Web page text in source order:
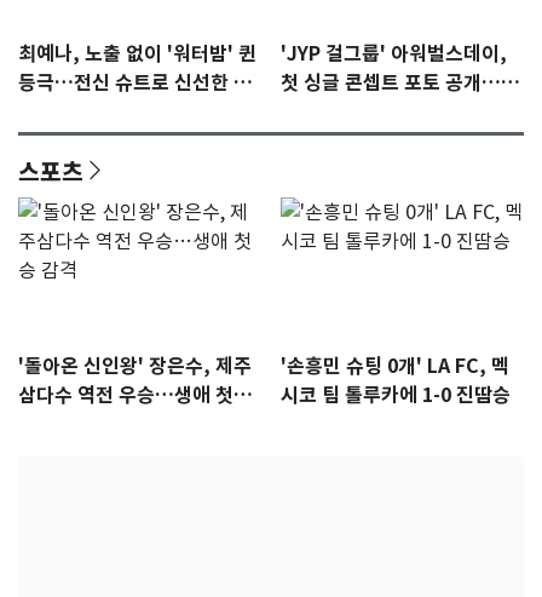
최예나, 노출 없이 '워터밤' 퀸
등극…전신 슈트로 신선한 충
'JYP 걸그룹' 아워벌스데이,
첫 싱글 콘셉트 포토 공개…청
스포츠
'돌아온 신인왕' 장은수, 제주
삼다수 역전 우승…생애 첫승
'손흥민 슈팅 0개' LA FC, 멕
시코 팀 톨루카에 1-0 진땀승